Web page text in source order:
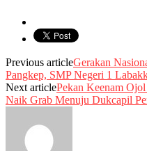
Previous articleGerakan
Pangkep, SMP Negeri 1
Next articlePekan Keenam
Naik Grab Menuju Dukcapil